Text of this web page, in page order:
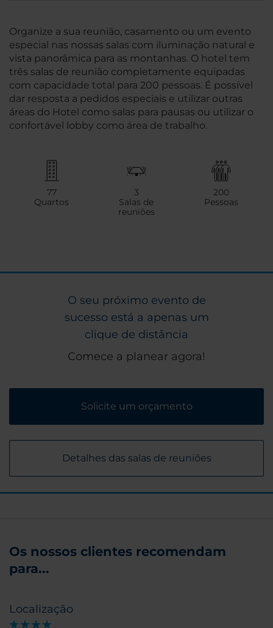
Organize a sua reunião, casamento ou um evento
especial nas nossas salas com iluminação natural e
vista panorâmica para as montanhas. O hotel tem
três salas de reunião completamente equipadas
com capacidade total para 200 pessoas. É possível
dar resposta a pedidos especiais e utilizar outras
áreas do Hotel como salas para pausas ou utilizar o
confortável lobby como área de trabalho.
77
Quartos
3
Salas de
reuniões
200
Pessoas
O seu próximo evento de
sucesso está a apenas um
clique de distância
Comece a planear agora!
Solicite um orçamento
Detalhes das salas de reuniões
Os nossos clientes recomendam
para...
Localização